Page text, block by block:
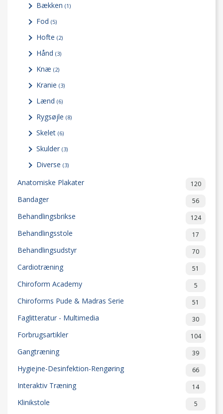
Bækken (1)
Fod (5)
Hofte (2)
Hånd (3)
Knæ (2)
Kranie (3)
Lænd (6)
Rygsøjle (8)
Skelet (6)
Skulder (3)
Diverse (3)
Anatomiske Plakater 120
Bandager 56
Behandlingsbrikse 124
Behandlingsstole 17
Behandlingsudstyr 70
Cardiotræning 51
Chiroform Academy 5
Chiroforms Pude & Madras Serie 51
Faglitteratur - Multimedia 30
Forbrugsartikler 104
Gangtræning 39
Hygiejne-Desinfektion-Rengøring 66
Interaktiv Træning 14
Klinikstole 5